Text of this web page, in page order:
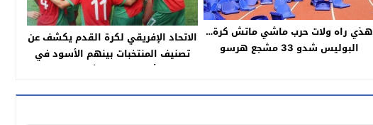
هذي راه ولات حرب ماشي ماتش كرة…
البوليس شدو 33 مشجع هرسو
الاسلحة البيضاء
الاتحاد الإفريقي لكرة القدم يكشف عن
تصنيف المنتخبات بينهم الأسود في
قرعة كأس إفريقيا للأمم – المغرب